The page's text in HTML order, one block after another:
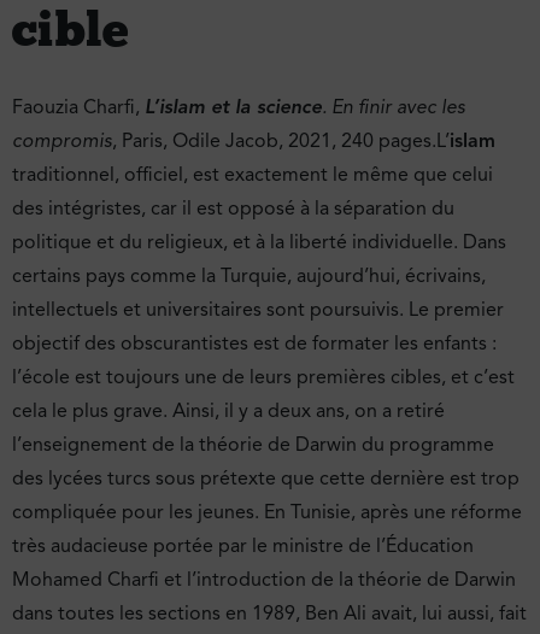
cible
Faouzia Charfi, L’islam et la science. En finir avec les
compromis, Paris, Odile Jacob, 2021, 240 pages.L’islam
traditionnel, officiel, est exactement le même que celui
des intégristes, car il est opposé à la séparation du
politique et du religieux, et à la liberté individuelle. Dans
certains pays comme la Turquie, aujourd’hui, écrivains,
intellectuels et universitaires sont poursuivis. Le premier
objectif des obscurantistes est de formater les enfants :
l’école est toujours une de leurs premières cibles, et c’est
cela le plus grave. Ainsi, il y a deux ans, on a retiré
l’enseignement de la théorie de Darwin du programme
des lycées turcs sous prétexte que cette dernière est trop
compliquée pour les jeunes. En Tunisie, après une réforme
très audacieuse portée par le ministre de l’Éducation
Mohamed Charfi et l’introduction de la théorie de Darwin
dans toutes les sections en 1989, Ben Ali avait, lui aussi, fait